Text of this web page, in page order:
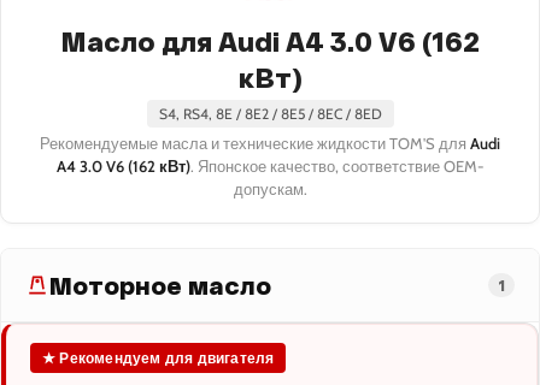
Масло для Audi A4 3.0 V6 (162
кВт)
S4, RS4, 8E / 8E2 / 8E5 / 8EC / 8ED
Рекомендуемые масла и технические жидкости TOM'S для Audi
A4 3.0 V6 (162 кВт). Японское качество, соответствие OEM-
допускам.
Моторное масло 1
★ Рекомендуем для двигателя